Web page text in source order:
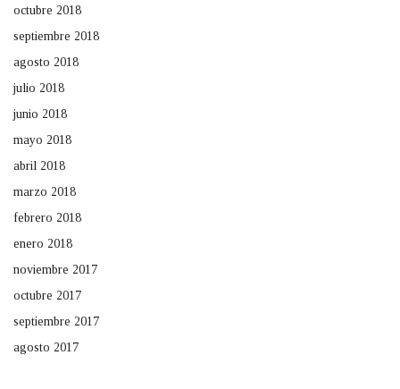
octubre 2018
septiembre 2018
agosto 2018
julio 2018
junio 2018
mayo 2018
abril 2018
marzo 2018
febrero 2018
enero 2018
noviembre 2017
octubre 2017
septiembre 2017
agosto 2017